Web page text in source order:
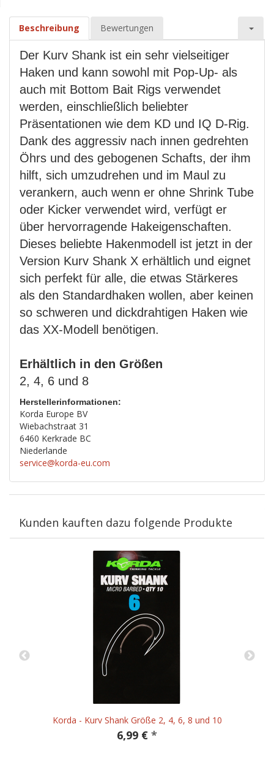
Beschreibung Bewertungen
Der Kurv Shank ist ein sehr vielseitiger
Haken und kann sowohl mit Pop-Up- als
auch mit Bottom Bait Rigs verwendet
werden, einschließlich beliebter
Präsentationen wie dem KD und IQ D-Rig.
Dank des aggressiv nach innen gedrehten
Öhrs und des gebogenen Schafts, der ihm
hilft, sich umzudrehen und im Maul zu
verankern, auch wenn er ohne Shrink Tube
oder Kicker verwendet wird, verfügt er
über hervorragende Hakeigenschaften.
Dieses beliebte Hakenmodell ist jetzt in der
Version Kurv Shank X erhältlich und eignet
sich perfekt für alle, die etwas Stärkeres
als den Standardhaken wollen, aber keinen
so schweren und dickdrahtigen Haken wie
das XX-Modell benötigen.
Erhältlich in den Größen
2, 4, 6 und 8
Herstellerinformationen:
Korda Europe BV
Wiebachstraat 31
6460 Kerkrade BC
Niederlande
service@korda-eu.com
Kunden kauften dazu folgende Produkte
Korda - Kurv Shank Größe 2, 4, 6, 8 und 10
6,99 € *